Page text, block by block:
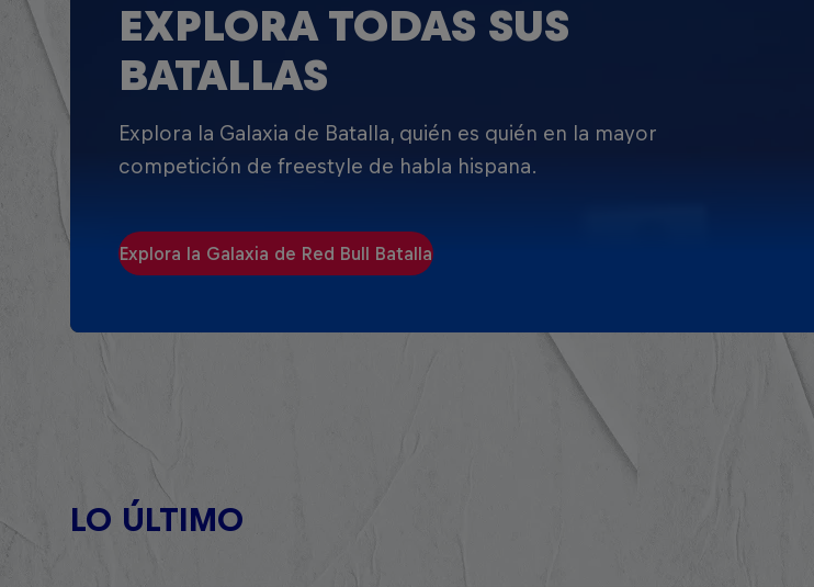
EXPLORA TODAS SUS
BATALLAS
Explora la Galaxia de Batalla, quién es quién en la mayor
competición de freestyle de habla hispana.
Explora la Galaxia de Red Bull Batalla
LO ÚLTIMO